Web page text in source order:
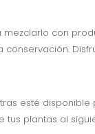
con
esté
plantas al